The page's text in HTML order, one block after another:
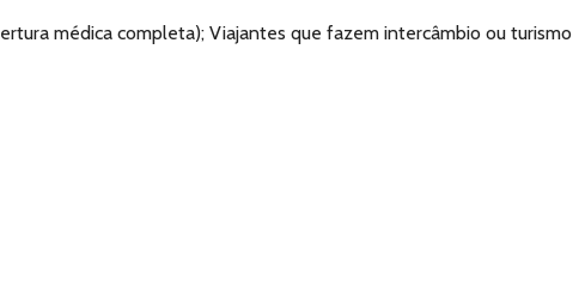
médica completa); Viajantes que fazem intercâmbio ou turismo